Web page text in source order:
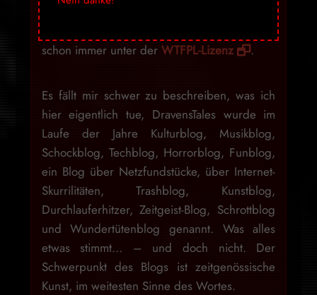
schon immer unter der WTFPL-Lizenz .
Es fällt mir schwer zu beschreiben, was ich
hier eigentlich tue, DravensTales wurde im
Laufe der Jahre Kulturblog, Musikblog,
Schockblog, Techblog, Horrorblog, Funblog,
ein Blog über Netzfundstücke, über Internet-
Skurrilitäten, Trashblog, Kunstblog,
Durchlauferhitzer, Zeitgeist-Blog, Schrottblog
und Wundertütenblog genannt. Was alles
etwas stimmt… – und doch nicht. Der
Schwerpunkt des Blogs ist zeitgenössische
Kunst, im weitesten Sinne des Wortes.